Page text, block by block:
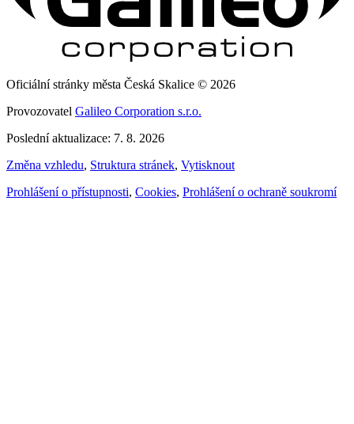
Oficiální stránky města Česká Skalice © 2026
Provozovatel Galileo Corporation s.r.o.
Poslední aktualizace: 7. 8. 2026
Změna vzhledu, Struktura stránek, Vytisknout
Prohlášení o přístupnosti, Cookies, Prohlášení o ochraně soukromí